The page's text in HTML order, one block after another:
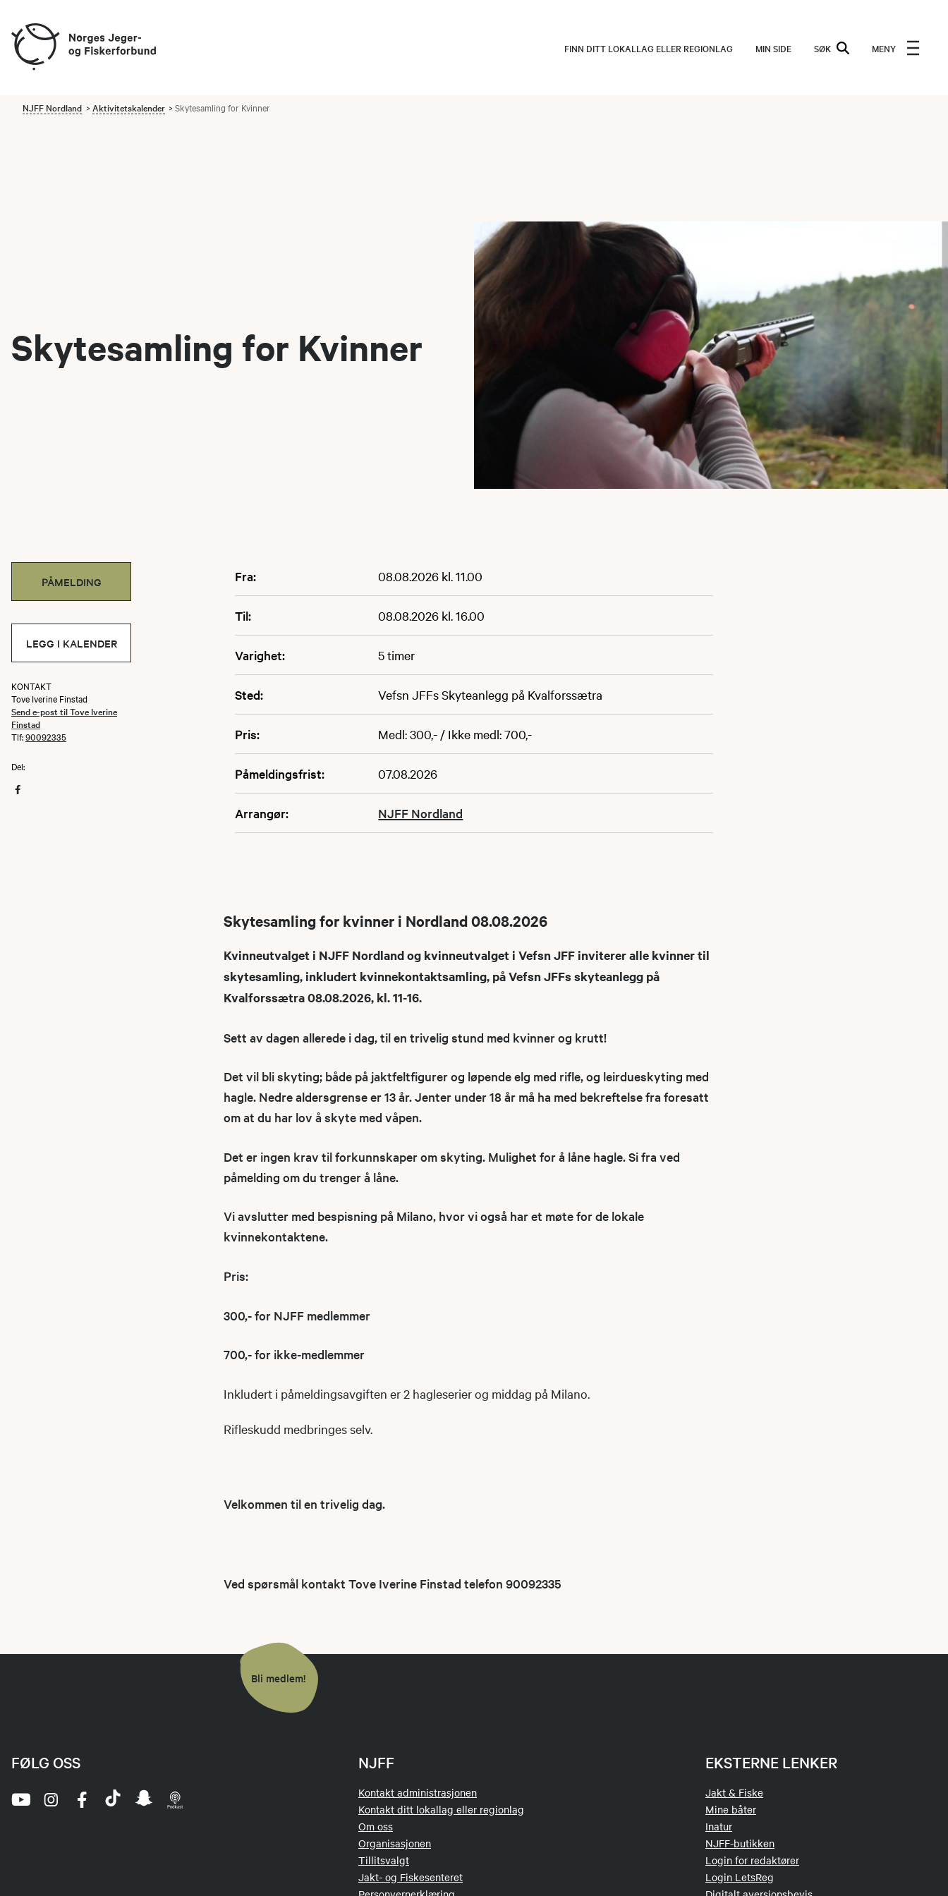
FINN DITT LOKALLAG ELLER REGIONLAG MIN SIDE SØK MENY
NJFF Nordland Aktivitetskalender Skytesamling for Kvinner
Skytesamling for Kvinner
Fra: 08.08.2026 kl. 11.00
Til: 08.08.2026 kl. 16.00
Varighet: 5 timer
Sted: Vefsn JFFs Skyteanlegg på Kvalforssætra
Pris: Medl: 300,- / Ikke medl: 700,-
Påmeldingsfrist: 07.08.2026
Arrangør: NJFF Nordland
PÅMELDING
LEGG I KALENDER
KONTAKT
Tove Iverine Finstad
Send e-post til Tove Iverine
Finstad
Tlf:90092335
Del:
Skytesamling for kvinner i Nordland 08.08.2026
Kvinneutvalget i NJFF Nordland og kvinneutvalget i Vefsn JFF inviterer alle kvinner til
skytesamling, inkludert kvinnekontaktsamling, påVefsn JFFs skyteanlegg på
Kvalforssætra 08.08.2026, kl. 11-16.
Sett av dagen allerede i dag, til en trivelig stund med kvinner og krutt!
Det vil bli skyting; både på jaktfeltfigurer og løpende elg med rifle, og leirdueskyting med
hagle. Nedre aldersgrense er 13 år. Jenter under 18 år må ha med bekreftelse fra foresatt
om at du har lov å skyte med våpen.
Det er ingen krav til forkunnskaper om skyting. Mulighet for å låne hagle. Si fra ved
påmelding om du trenger å låne.
Vi avslutter med bespisning på Milano, hvor vi også har et møte for de lokale
kvinnekontaktene.
Pris:
300,- for NJFF medlemmer
700,- for ikke-medlemmer
Inkludert i påmeldingsavgiften er 2 hagleserier og middag på Milano.
Rifleskudd medbringes selv.
Velkommen til en trivelig dag.
Ved spørsmål kontakt Tove Iverine Finstad telefon 90092335
Bli medlem!
NJFF
Kontakt administrasjonen
Kontakt ditt lokallag eller regionlag
Om oss
Organisasjonen
Tillitsvalgt
Jakt- og Fiskesenteret
EKSTERNE LENKER
Jakt & Fiske
Mine båter
Inatur
NJFF-butikken
Login for redaktører
Login LetsReg
FØLG OSS